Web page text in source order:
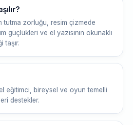
tutma zorluğu, resim çizmede
güçlükleri ve el yazısının okunaklı
taşır.
eğitimci, bireysel ve oyun temelli
destekler.